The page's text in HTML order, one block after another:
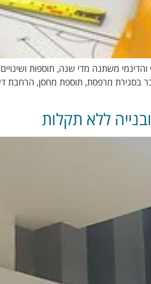
משתנה מדי שנה, תוספות
בסגירת מרפסת, תוספת מחסן, הרחבת
ללא תקלות